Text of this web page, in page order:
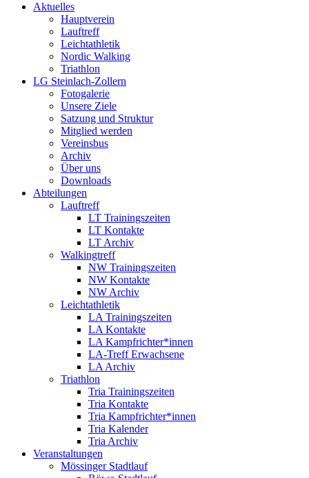
Aktuelles
Hauptverein
Lauftreff
Leichtathletik
Nordic Walking
Triathlon
LG Steinlach-Zollern
Fotogalerie
Unsere Ziele
Satzung und Struktur
Mitglied werden
Vereinsbus
Archiv
Über uns
Downloads
Abteilungen
Lauftreff
LT Trainingszeiten
LT Kontakte
LT Archiv
Walkingtreff
NW Trainingszeiten
NW Kontakte
NW Archiv
Leichtathletik
LA Trainingszeiten
LA Kontakte
LA Kampfrichter*innen
LA-Treff Erwachsene
LA Archiv
Triathlon
Tria Trainingszeiten
Tria Kontakte
Tria Kampfrichter*innen
Tria Kalender
Tria Archiv
Veranstaltungen
Mössinger Stadtlauf